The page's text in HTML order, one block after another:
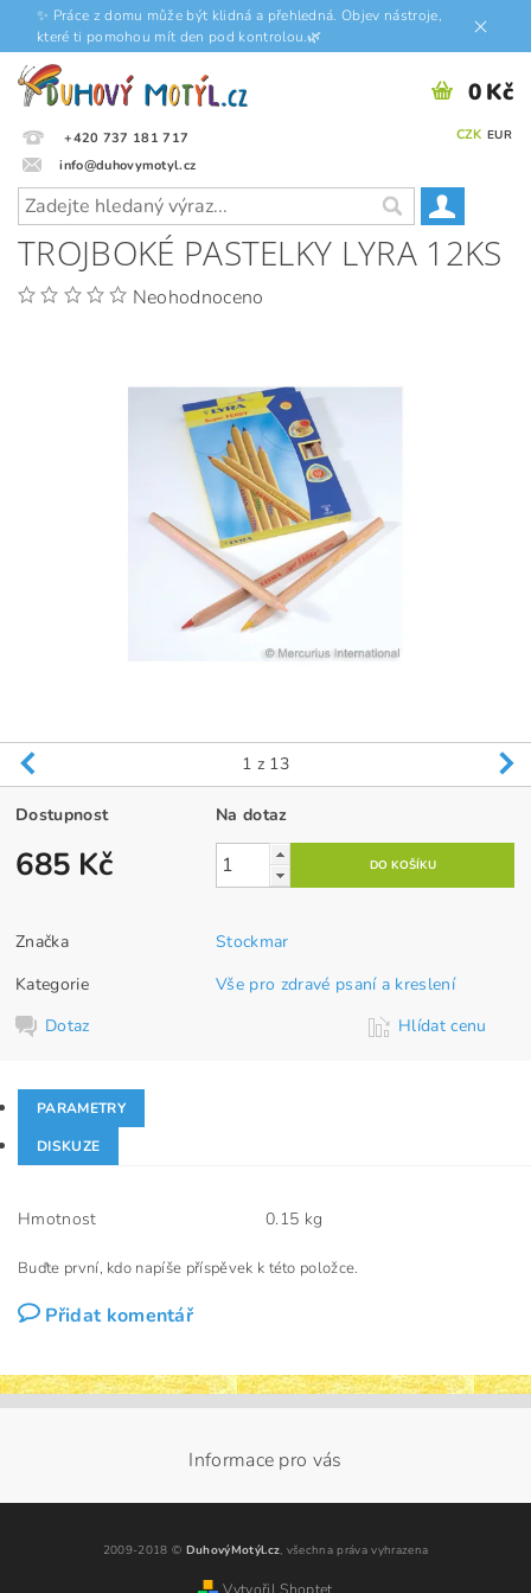
✨ Práce z domu může být klidná a přehledná. Objev nástroje,
které ti pomohou mít den pod kontrolou.🌿
+420 737 181 717
info@duhovymotyl.cz
CZK EUR
0 Kč
TROJBOKÉ PASTELKY LYRA 12KS
Neohodnoceno
1 z 13
Dostupnost Na dotaz
685 Kč
Značka
Stockmar
Kategorie
Vše pro zdravé psaní a kreslení
Dotaz
Hlídat cenu
PARAMETRY
DISKUZE
Hmotnost 0.15 kg
Buďte první, kdo napíše příspěvek k této položce.
Přidat komentář
Informace pro vás
2009-2018 © DuhovýMotýl.cz, všechna práva vyhrazena
Vytvořil Shoptet